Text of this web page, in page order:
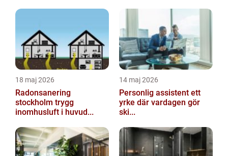
18 maj 2026
Radonsanering
stockholm trygg
inomhusluft i huvud...
14 maj 2026
Personlig assistent ett
yrke där vardagen gör
ski...